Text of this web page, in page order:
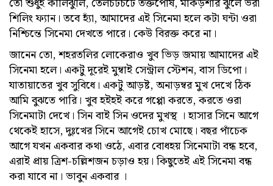
শিলিং ফ্যান। তবে হ্যাঁ, আমাদের এই সিনেমা হলে কটা ঘন্টা ওরা
নিশ্চিন্তে সিনেমা দেখতে পারে। কেউ বিরক্ত করে না।
জানেন তো, শহরতলির লোকেরাও খুব ভিড় জমায় আমাদের এই
সিনেমা হলে। একটু দূরেই মুম্বাই সেন্ট্রাল স্টেশন, বাস ডিপো।
যাতায়াতের খুব সুবিধে। একটু আড়ষ্ট, অনাড়ম্বর মুখ দেখে ঠিক
আমি বুঝতে পারি। খুব হইহই করে গপ্পো করতে, করতে ওরা
সিনেমাটা দেখে। সিন বাই সিন ওদের মুখস্থ । হাসার সিনে আগে
থেকেই হাসে, দুঃখের সিনে আগেই চোখ মোছে। বছর পাঁচেক
আগে যখন একবার কথা ওঠে, এবার বোধহয় সিনেমাটা বন্ধ হবে,
এরাই প্রায় ত্রিশ-চল্লিশজন চড়াও হয়। কিছুতেই এই সিনেমা বন্ধ
করা যাবে না। ভাবুন একবার ।